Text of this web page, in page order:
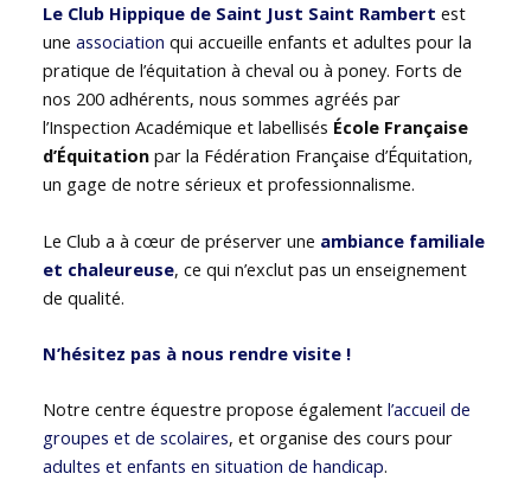
Le Club Hippique de Saint Just Saint Rambert est
uneassociation qui accueille enfants et adultes pour la
pratique de l’équitation à cheval ou à poney. Forts de
nos 200 adhérents, nous sommes agréés par
l’Inspection Académique et labellisés École Française
d’Équitation par la Fédération Française d’Équitation,
un gage de notre sérieux et professionnalisme.
Le Club a à cœur de préserver une ambiance familiale
et chaleureuse, ce qui n’exclut pas un enseignement
de qualité.
N’hésitez pas à nous rendre visite !
Notre centre équestre propose égalementl’accueil de
groupes et de scolaires, et organise des cours pour
adultes et enfants en situation de handicap.